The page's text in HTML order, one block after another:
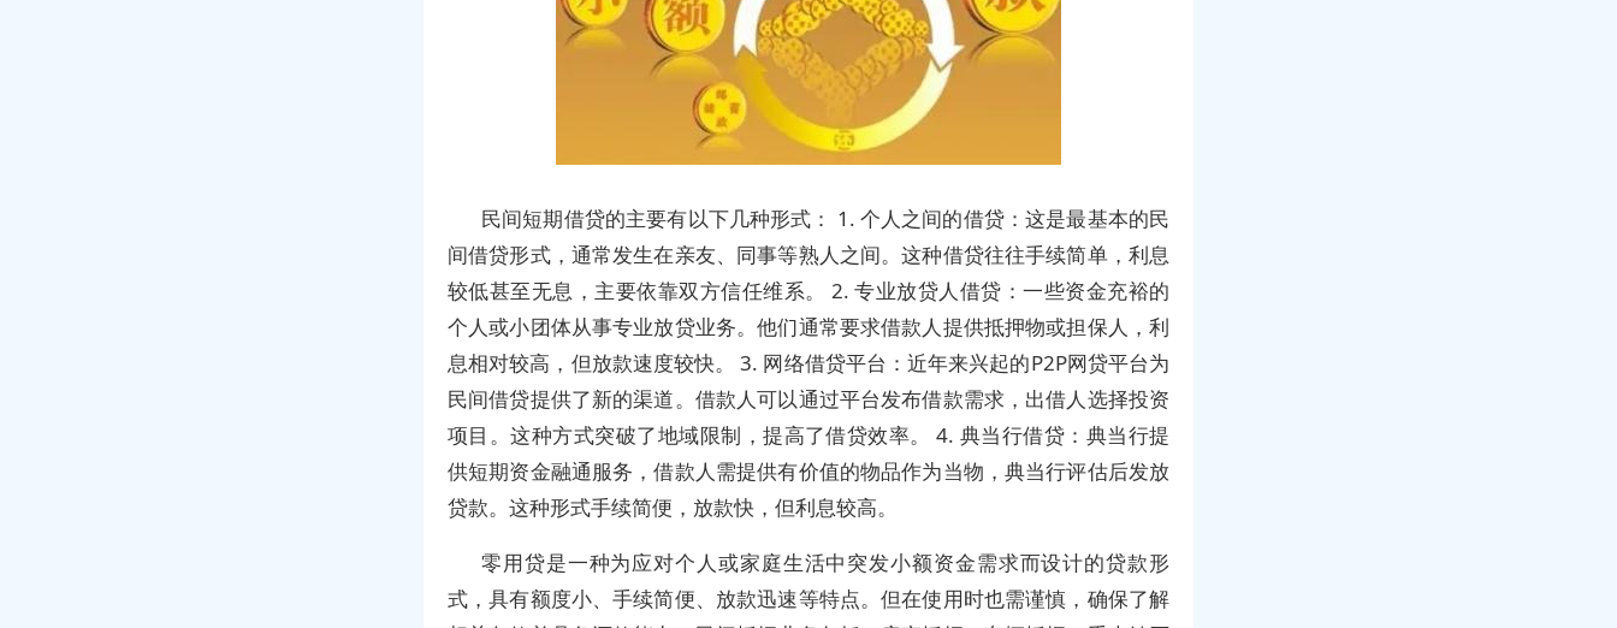
民间短期借贷的主要有以下几种形式： 1. 个人之间的借贷：这是最基本的民
间借贷形式，通常发生在亲友、同事等熟人之间。这种借贷往往手续简单，利息
较低甚至无息，主要依靠双方信任维系。 2. 专业放贷人借贷：一些资金充裕的
个人或小团体从事专业放贷业务。他们通常要求借款人提供抵押物或担保人，利
息相对较高，但放款速度较快。 3. 网络借贷平台：近年来兴起的P2P网贷平台为
民间借贷提供了新的渠道。借款人可以通过平台发布借款需求，出借人选择投资
项目。这种方式突破了地域限制，提高了借贷效率。 4. 典当行借贷：典当行提
供短期资金融通服务，借款人需提供有价值的物品作为当物，典当行评估后发放
贷款。这种形式手续简便，放款快，但利息较高。
零用贷是一种为应对个人或家庭生活中突发小额资金需求而设计的贷款形
式，具有额度小、手续简便、放款迅速等特点。但在使用时也需谨慎，确保了解